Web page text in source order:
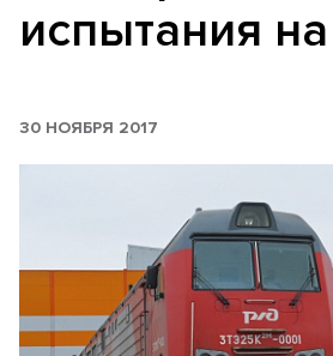
испытания
30 НОЯБРЯ 2017